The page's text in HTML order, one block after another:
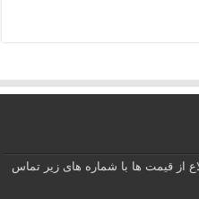
از قیمت ها با شماره های زیر تماس